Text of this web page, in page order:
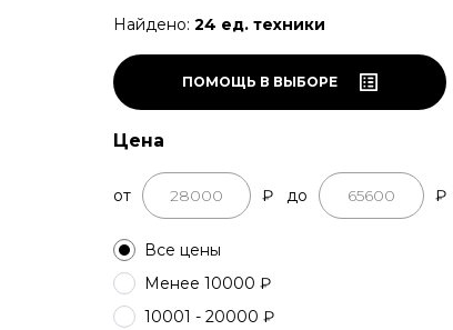
Найдено: 24 ед. техники
ПОМОЩЬ В ВЫБОРЕ
Цена
от ₽ до ₽
Все цены
Менее 10000 ₽
10001 - 20000 ₽